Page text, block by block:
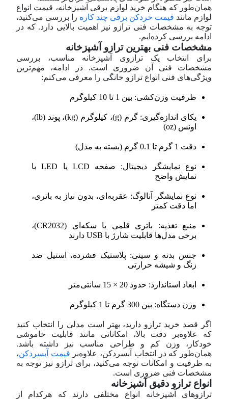
همان‌طور که هنگام خرید لوازم برقی آشپزخانه، قیمت انواع
لوازم مانند قیمت خردکن برقی چند کاره را بررسی می‌کنید،
توجه به مشخصات فنی ترازو نیز اهمیت بالایی دارد. که در
ادامه بررسی کرده‌ایم.
مشخصات فنی بهترين ترازو آشپزخانه
برای انتخاب یک ترازوی آشپزخانه مناسب، بررسی
مشخصات فنی آن ضروری است. در ادامه، مهم‌ترین
ویژگی‌های فنی انواع ترازو خانگی را معرفی می‌کنم:
ظرفیت وزن‌کشی: بین 1 تا 10 کیلوگرم
یکای اندازه‌گیری: گرم (g)، کیلوگرم (kg)، پوند (lb)،
اونس (oz)
دقت 1 گرم تا 0.1 گرم (بسته به مدل)
نوع نمایشگر دیجیتال: صفحه LCD یا LED با
نمایش واضح
نوع نمایشگر آنالوگ: عقربه‌ای، بدون نیاز به باتری،
اما دقت کمتر
منبع تغذیه: باتری قلمی یا سکه‌ای (CR2032)،
برخی مدل‌ها قابلیت شارژ با USB دارند
جنس بدنه و سینی: پلاستیک فشرده، استیل ضد
زنگ و شیشه حرارتی
ابعاد استاندارد: حدود 20 × 15 سانتی‌متر
وزن دستگاه: بین 300 گرم تا 1 کیلوگرم
اگر قصد خرید ترازو دارید، بهتر است مدلی را انتخاب کنید
که علاوه‌بر دقت بالا، امکاناتی مانند قابلیت خاموشی
خودکار، وزن کم و طراحی مناسب نیز داشته باشد.
همان‌طور که در انتخاب آبسردکن، علاوه‌بر قیمت آبسردکن،
به ظرفیت و امکانات توجه می‌کنید، برای ترازو نیز توجه به
مشخصات فنی ضروری است.
انواع ترازو دقیق آشپزخانه
ترازوهای آشپزخانه انواع مختلفی دارند که هرکدام از